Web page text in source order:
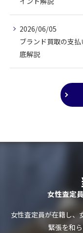
2026/06/05
ブランド買取の支
底解説
女性査定
女性査定員が在籍し、
緊張を和